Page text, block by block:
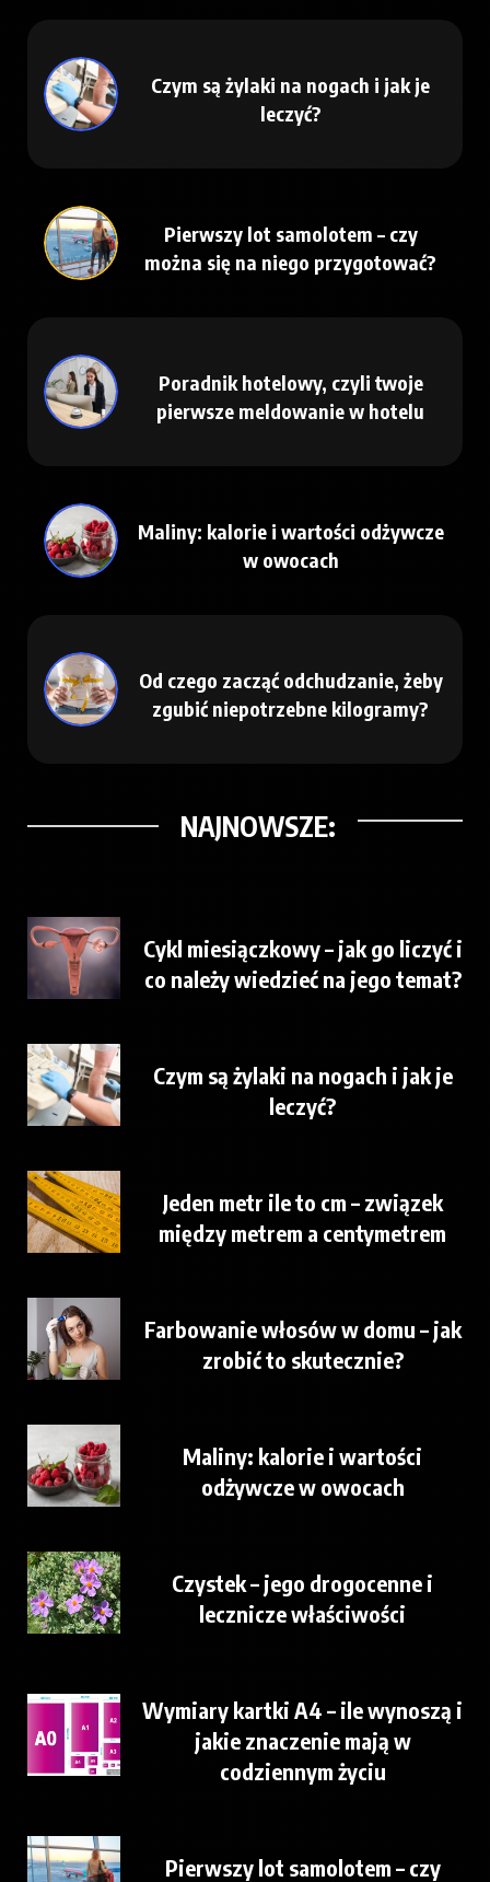
Czym są żylaki na nogach i jak je
leczyć?
Pierwszy lot samolotem – czy
można się na niego przygotować?
Poradnik hotelowy, czyli twoje
pierwsze meldowanie w hotelu
Maliny: kalorie i wartości odżywcze
w owocach
Od czego zacząć odchudzanie, żeby
zgubić niepotrzebne kilogramy?
NAJNOWSZE:
Cykl miesiączkowy – jak go liczyć i
co należy wiedzieć na jego temat?
Czym są żylaki na nogach i jak je
leczyć?
Jeden metr ile to cm – związek
między metrem a centymetrem
Farbowanie włosów w domu – jak
zrobić to skutecznie?
Maliny: kalorie i wartości
odżywcze w owocach
Czystek – jego drogocenne i
lecznicze właściwości
Wymiary kartki A4 – ile wynoszą i
jakie znaczenie mają w
codziennym życiu
Pierwszy lot samolotem – czy